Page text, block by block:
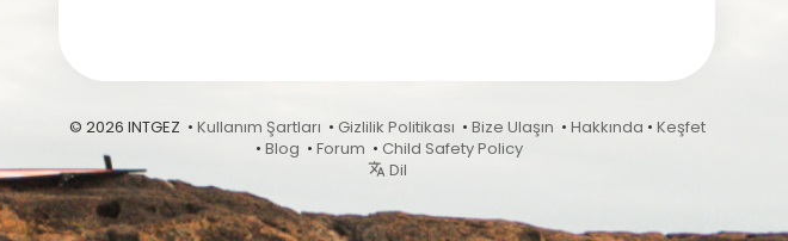
© 2026 INTGEZ • Kullanım Şartları • Gizlilik Politikası • Bize Ulaşın • Hakkında • Keşfet
• Blog • Forum • Child Safety Policy
Dil